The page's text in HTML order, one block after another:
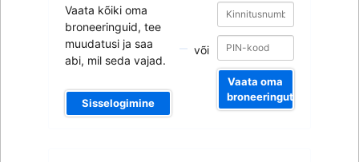
Vaata kõiki oma
broneeringuid, tee
muudatusi ja saa
abi, mil seda vajad.
Sisselogimine
või
Kinnitusnumber
Kinnitusnumber
Vaata oma
broneeringut